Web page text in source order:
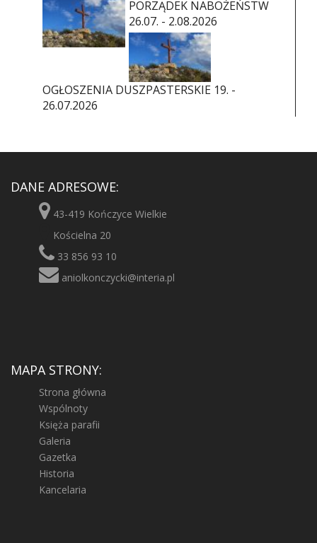
PORZĄDEK NABOŻEŃSTW
26.07. - 2.08.2026
OGŁOSZENIA DUSZPASTERSKIE 19. -
26.07.2026
DANE ADRESOWE:
43-419 Kończyce Wielkie
Kościelna 20
33 856 93 10
aniolkonczycki@interia.pl
MAPA STRONY:
Strona główna
Wspólnoty
Księża parafii
Galeria
Gazetka
Historia
Kancelaria